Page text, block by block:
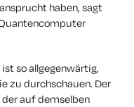
haben, sagt
so allgegenwärtig,
zu durchschauen. Der
auf demselben